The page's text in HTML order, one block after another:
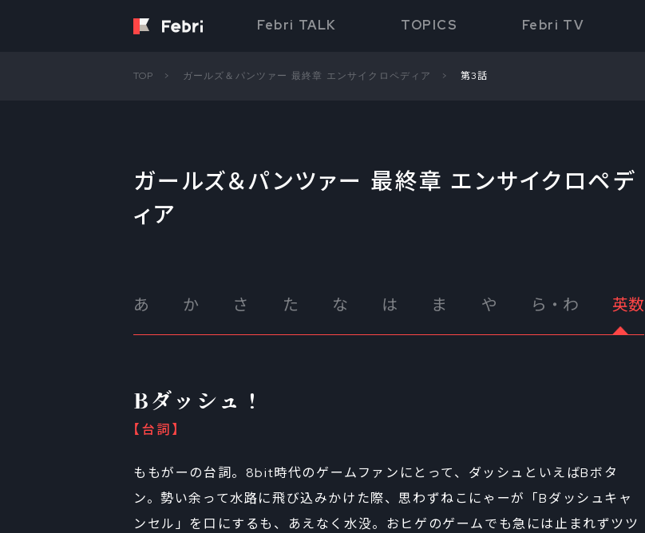
Febri TALK TOPICS Febri TV
TOP ガールズ＆パンツァー 最終章 エンサイクロペディア 第3話
ガールズ＆パンツァー 最終章 エンサイクロペデ
ィア
あ か さ た な は ま や ら・わ 英数
Bダッシュ！
【台詞】
ももがーの台詞。8bit時代のゲームファンにとって、ダッシュといえばBボタ
ン。勢い余って水路に飛び込みかけた際、思わずねこにゃーが「Bダッシュキャ
ンセル」を口にするも、あえなく水没。おヒゲのゲームでも急には止まれずツツ